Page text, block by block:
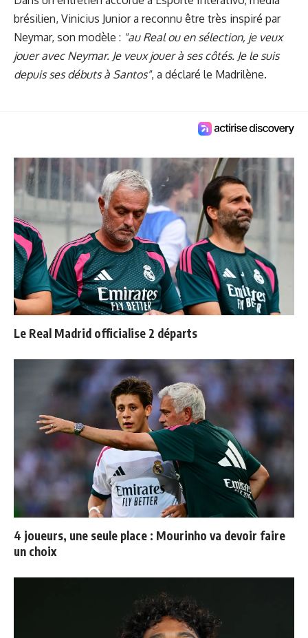
brésilien, Vinicius Junior a reconnu être très inspiré par
Neymar, son modèle : "au Real ou en sélection, je veux
jouer avec Neymar. Je veux jouer à ses côtés. Je le suis
depuis ses débuts à Santos", a déclaré le Madrilène.
Le Real Madrid officialise 2 départs
4 joueurs, une seule place : Mourinho va devoir faire
un choix